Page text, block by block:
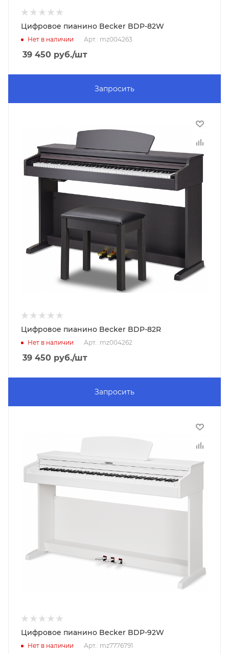
Цифровое пианино Becker BDP-82W
Нет в наличии Арт.: mz004263
39 450 руб./шт
Запросить
Цифровое пианино Becker BDP-82R
Нет в наличии Арт.: mz004262
39 450 руб./шт
Запросить
Цифровое пианино Becker BDP-92W
Нет в наличии Арт.: mz7776791